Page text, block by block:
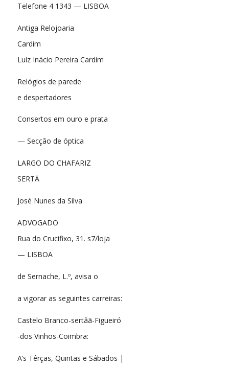
Telefone 4 1343 — LISBOA
Antiga Relojoaria
Cardim
Luiz Inácio Pereira Cardim
Relógios de parede
e despertadores
Consertos em ouro e prata
— Secção de óptica
LARGO DO CHAFARIZ
SERTÃ
José Nunes da Silva
ADVOGADO
Rua do Crucifixo, 31. s7/loja
— LISBOA
de Sernache, L.º, avisa o
a vigorar as seguintes carreiras:
Castelo Branco-sertâã-Figueiró
-dos Vinhos-Coimbra:
A’s Têrças, Quintas e Sábados |